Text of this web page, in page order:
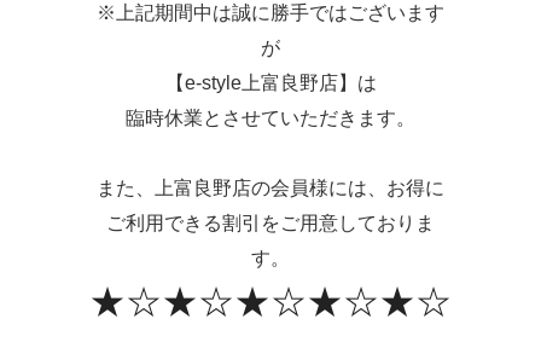
※上記期間中は誠に勝手ではございます
が
【e-style上富良野店】は
臨時休業とさせていただきます。
また、上富良野店の会員様には、お得に
ご利用できる割引をご用意しておりま
す。
★☆★☆★☆★☆★☆